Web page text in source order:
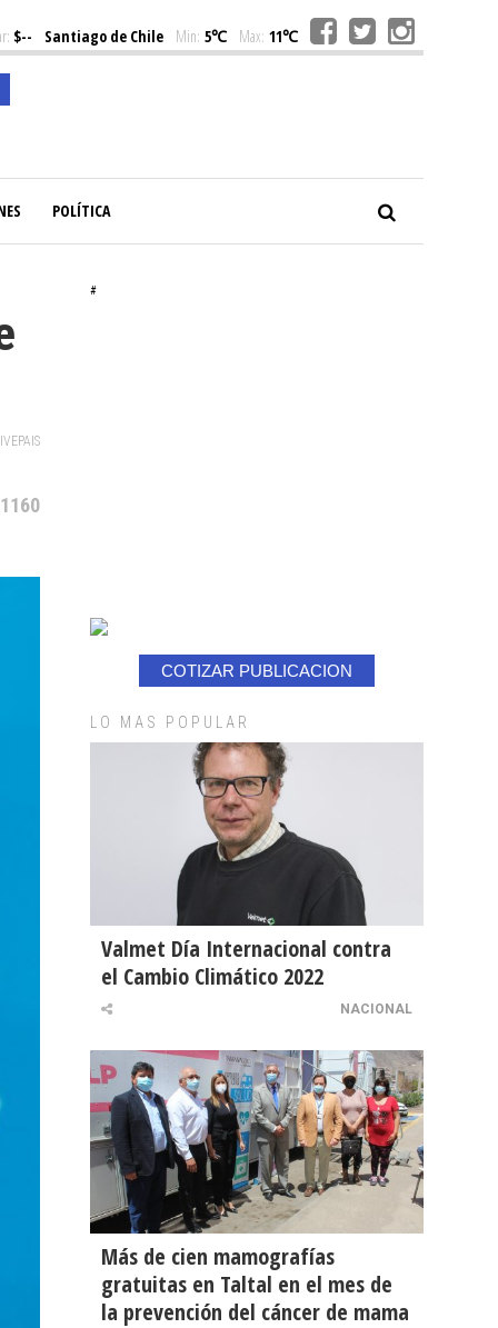
$-- Santiago de Chile Min: 5℃ Max: 11℃
POLÍTICA
#
COTIZAR PUBLICACION
LO MAS POPULAR
Valmet Día Internacional contra
el Cambio Climático 2022
NACIONAL
Más de cien mamografías
gratuitas en Taltal en el mes de
la prevención del cáncer de mama